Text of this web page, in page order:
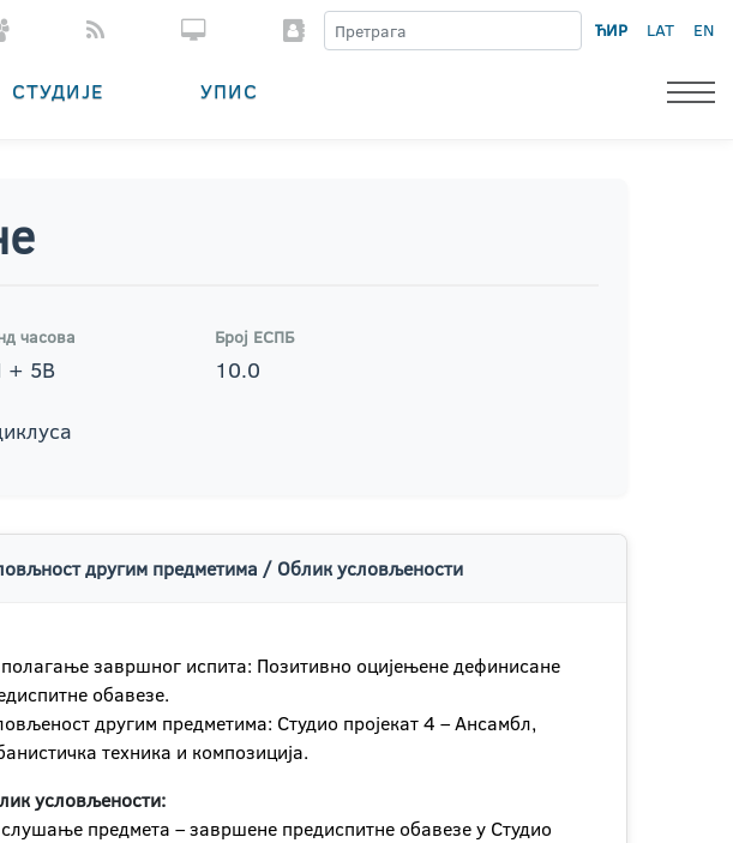
ЋИР LAT EN
СТУДИЈЕ УПИС
часова
+ 5В
Број ЕСПБ
10.0
другим предметима / Облик условљености
завршног испита: Позитивно оцијењене дефинисане
обавезе.
другим предметима: Студио пројекат 4 – Ансамбл,
техника и композиција.
условљености:
предмета – завршене предиспитне обавезе у Студио